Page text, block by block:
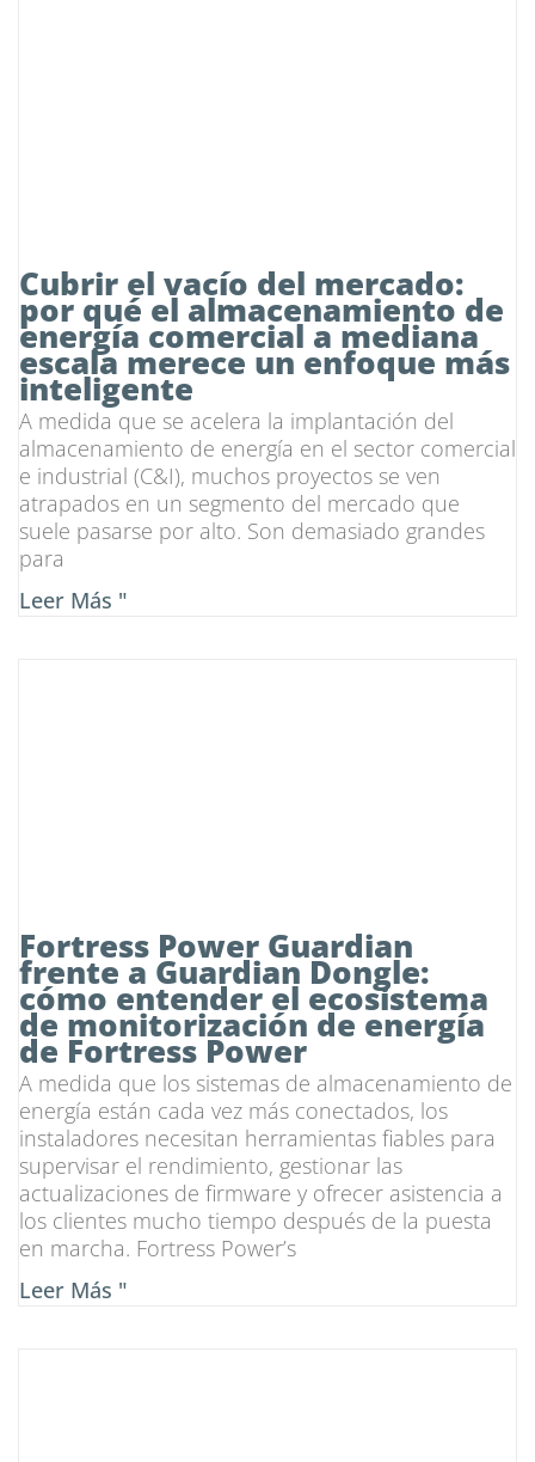
Cubrir el vacío del mercado:
por qué el almacenamiento de
energía comercial a mediana
escala merece un enfoque más
inteligente
A medida que se acelera la implantación del
almacenamiento de energía en el sector comercial
e industrial (C&I), muchos proyectos se ven
atrapados en un segmento del mercado que
suele pasarse por alto. Son demasiado grandes
para
Leer Más "
Fortress Power Guardian
frente a Guardian Dongle:
cómo entender el ecosistema
de monitorización de energía
de Fortress Power
A medida que los sistemas de almacenamiento de
energía están cada vez más conectados, los
instaladores necesitan herramientas fiables para
supervisar el rendimiento, gestionar las
actualizaciones de firmware y ofrecer asistencia a
los clientes mucho tiempo después de la puesta
en marcha. Fortress Power’s
Leer Más "